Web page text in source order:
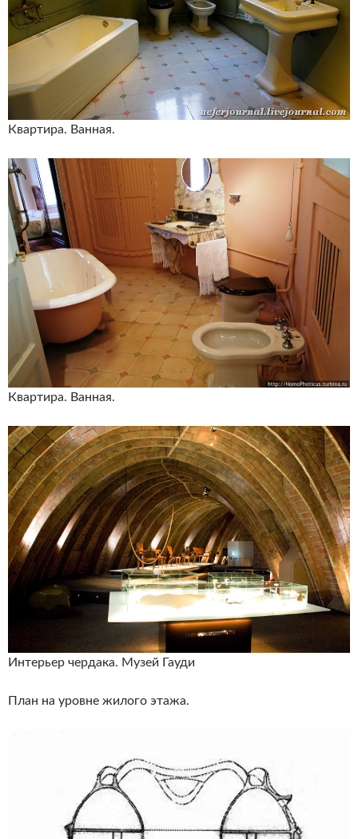
Квартира. Ванная.
Квартира. Ванная.
Интерьер чердака. Музей Гауди
План на уровне жилого этажа.